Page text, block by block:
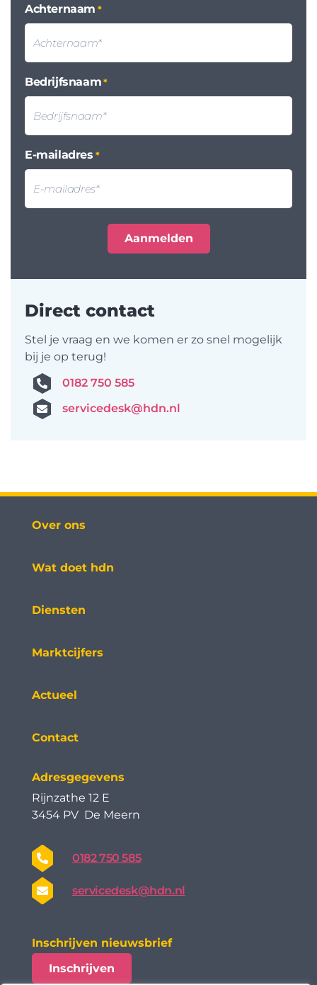
Achternaam *
Bedrijfsnaam *
E-mailadres *
Direct contact
Stel je vraag en we komen er zo snel mogelijk
bij je op terug!
0182 750 585
servicedesk@hdn.nl
Over ons
Wat doet hdn
Diensten
Marktcijfers
Actueel
Contact
Adresgegevens
Rijnzathe 12 E
3454 PV De Meern
0182 750 585
servicedesk@hdn.nl
Inschrijven nieuwsbrief
Inschrijven